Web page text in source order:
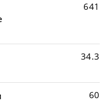
641
34.3
60